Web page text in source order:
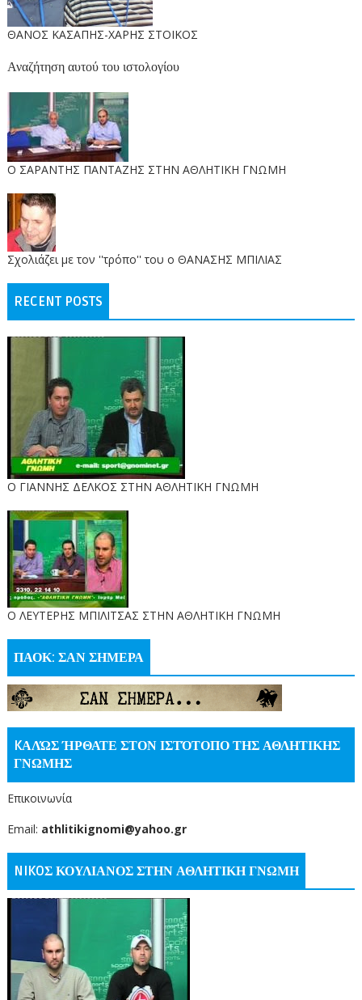
ΘΑΝΟΣ ΚΑΣΑΠΗΣ-ΧΑΡΗΣ ΣΤΟΙΚΟΣ
Αναζήτηση αυτού του ιστολογίου
O ΣΑΡΑΝΤΗΣ ΠΑΝΤΑΖΗΣ ΣΤΗΝ ΑΘΛΗΤΙΚΗ ΓΝΩΜΗ
Σχολιάζει με τον ''τρόπο'' του ο ΘΑΝΑΣΗΣ ΜΠΙΛΙΑΣ
RECENT POSTS
Ο ΓΙΑΝΝΗΣ ΔΕΛΚΟΣ ΣΤΗΝ ΑΘΛΗΤΙΚΗ ΓΝΩΜΗ
O ΛΕΥΤΕΡΗΣ ΜΠΙΛΙΤΣΑΣ ΣΤΗΝ ΑΘΛΗΤΙΚΗ ΓΝΩΜΗ
ΠΑΟΚ: ΣΑΝ ΣΗΜΕΡΑ
KΑΛΏΣ ΉΡΘΑΤΕ ΣΤΟΝ ΙΣΤΌΤΟΠΟ ΤΗΣ ΑΘΛΗΤΙΚΗΣ
ΓΝΩΜΗΣ
Επικοινωνία
Email: athlitikignomi@yahoo.gr
NIKOΣ ΚΟΥΛΙΑΝΟΣ ΣΤΗΝ ΑΘΛΗΤΙΚΗ ΓΝΩΜΗ